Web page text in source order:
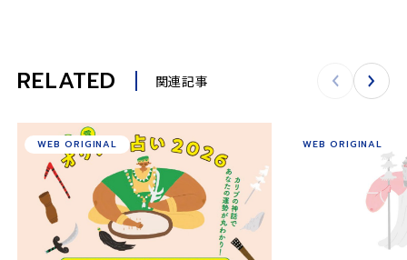
RELATED 関連記事
WEB ORIGINAL WEB ORIGINAL